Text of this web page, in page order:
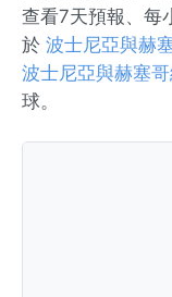
查看7天預報、每
於 波士尼亞與赫
波士尼亞與赫塞
球。